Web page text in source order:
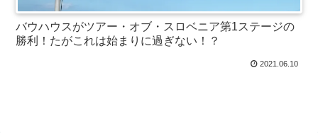
バウハウスがツアー・オブ・スロベニア第1ステージの
勝利！たがこれは始まりに過ぎない！？
2021.06.10